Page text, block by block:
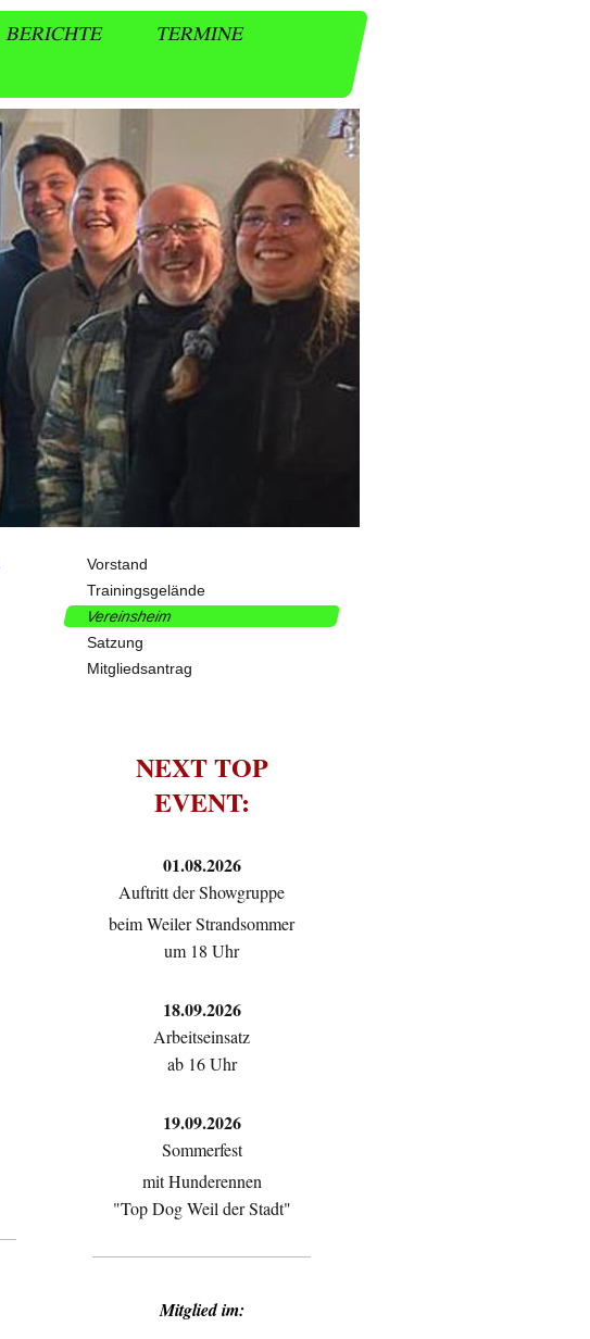
BERICHTE
TERMINE
Vorstand
Trainingsgelände
Vereinsheim
Satzung
Mitgliedsantrag
NEXT TOP
EVENT:
01.08.2026
Auftritt der Showgruppe
beim Weiler Strandsommer
um 18 Uhr
18.09.2026
Arbeitseinsatz
ab 16 Uhr
19.09.2026
Sommerfest
mit Hunderennen
"Top Dog Weil der Stadt"
Mitglied im: